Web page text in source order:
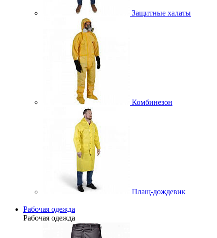
Защитные халаты
Комбинезон
Плащ-дождевик
Рабочая одежда
Рабочая одежда